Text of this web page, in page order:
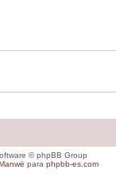
© phpBB Group
para phpbb-es.com